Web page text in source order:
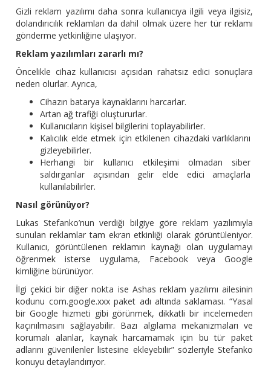
Gizli reklam yazılımı daha sonra kullanıcıya ilgili veya ilgisiz,
dolandırıcılık reklamları da dahil olmak üzere her tür reklamı
gönderme yetkinliğine ulaşıyor.
Reklam yazılımları zararlı mı?
Öncelikle cihaz kullanıcısı açısıdan rahatsız edici sonuçlara
neden olurlar. Ayrıca,
Cihazın batarya kaynaklarını harcarlar.
Artan ağ trafiği oluştururlar.
Kullanıcıların kişisel bilgilerini toplayabilirler.
Kalıcılık elde etmek için etkilenen cihazdaki varlıklarını
gizleyebilirler.
Herhangi bir kullanıcı etkileşimi olmadan siber
saldırganlar açısından gelir elde edici amaçlarla
kullanılabilirler.
Nasıl görünüyor?
Lukas Stefanko’nun verdiği bilgiye göre reklam yazılımıyla
sunulan reklamlar tam ekran etkinliği olarak görüntüleniyor.
Kullanıcı, görüntülenen reklamın kaynağı olan uygulamayı
öğrenmek isterse uygulama, Facebook veya Google
kimliğine bürünüyor.
İlgi çekici bir diğer nokta ise Ashas reklam yazılımı ailesinin
kodunu com.google.xxx paket adı altında saklaması. “Yasal
bir Google hizmeti gibi görünmek, dikkatli bir incelemeden
kaçınılmasını sağlayabilir. Bazı algılama mekanizmaları ve
korumalı alanlar, kaynak harcamamak için bu tür paket
adlarını güvenilenler listesine ekleyebilir” sözleriyle Stefanko
konuyu detaylandırıyor.